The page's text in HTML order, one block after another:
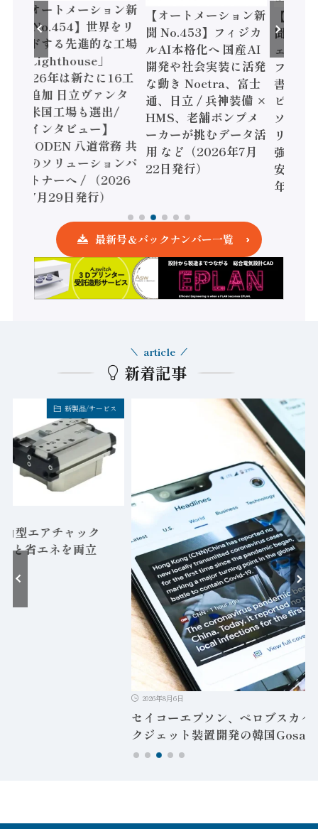
トメーション新
】世界をリ
る先進的な工場
」
は新たに16工
日立ヴァンタ
工場も選出/
タビュー】
八道常務 共
リューションパ
ーへ / （2026
日発行）
【オートメーション新
聞 No.453】フィジカ
ルAI本格化へ 国産AI
開発や社会実装に活発
な動き Noetra、富士
通、日立 / 兵神装備 ×
HMS、老舗ポンプメ
ーカーが挑むデータ活
用 など（2026年7月
22日発行）
【オートメーシ
聞 No.452】ロ
ェル「スマート
ファクチャリン
書2026」、日
ピード感に課題
ソニック インダ
リー、モーショ
強化 / オムロン
安全設計支援
年7月15日発行
最新号＆バックナンバー一覧
新着記事
article
FA業界・企業トピックス
セイコーエプソン、ペロブスカイト太陽電池向けイン
クジェット装置開発の韓国Gosan Techへ追加出資